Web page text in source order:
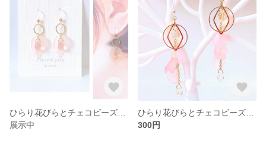
展示中
300円